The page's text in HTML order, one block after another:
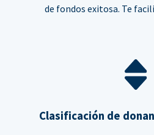
de fondos exitosa. Te
Clasificación de